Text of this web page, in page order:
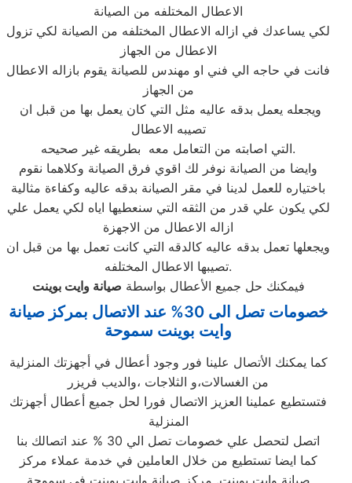
الاعطال المختلفه من الصيانة
لكي يساعدك في ازاله الاعطال المختلفه من الصيانة لكي تزول
الاعطال من الجهاز
فانت في حاجه الي فني او مهندس للصيانة يقوم بازاله الاعطال
من الجهاز
تصيبه الاعطال
التي اصابته من التعامل معه بطريقه غير صحيحه.
وايضا من الصيانة نوفر لك اقوي فرق الصيانة وكلاهما نقوم
باختياره للعمل لدينا في مقر الصيانة بدقه عاليه وكفاءة مثالية
لكي يكون علي قدر من الثقه التي سنعطيها اياه لكي يعمل علي
ازاله الاعطال من الاجهزة
ويجعلها تعمل بدقه عاليه كالدقه التي كانت تعمل بها من قبل ان
تصيبها الاعطال المختلفه.
فيمكنك حل جميع الأعطال بواسطة صيانة وايت بوينت
خصومات تصل الى 30% عند الاتصال بمركز صيانة
وايت بوينت سموحة
كما يمكنك الأتصال علينا فور وجود أعطال في أجهزتك المنزلية
من الغسالات،و الثلاجات ،والديب فريزر
فتستطيع عملينا العزيز الاتصال فورا لحل جميع أعطال أجهزتك
المنزلية
اتصل لتحصل علي خصومات تصل الي 30 % عند اتصالك بنا
كما ايضا تستطيع من خلال العاملين في خدمة عملاء مركز
صيانة وايت بوينت. مركز صيانة وايت بوينت في سموحة